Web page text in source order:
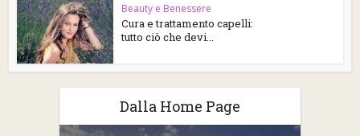
Beauty e Benessere
Cura e trattamento capelli:
tutto ciò che devi...
Dalla Home Page